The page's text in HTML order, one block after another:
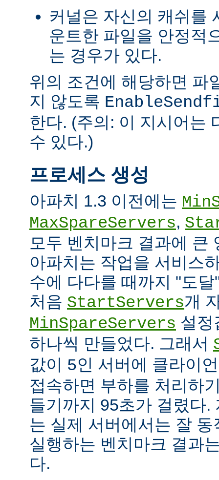
커널은 자신의 캐쉬를
운트한 파일을 안정적
는 경우가 있다.
위의 조건에 해당하면 파
지 않도록
한다. (주의: 이 지시어는
수 있다.)
프로세스 생성
아파치 1.3 이전에는
MaxSpareServers,
모두 벤치마크 결과에 큰
아파치는 작업을 서비스
수에 다다를 때까지 "도
처음 StartServers개
MinSpareServers 설정
하나씩 만들었다. 그래서
값이 5인 서버에 클라이
접속하면 부하를 처리하
들기까지 95초가 걸렸다.
는 실제 서버에서는 잘
실행하는 벤치마크 결과
다.